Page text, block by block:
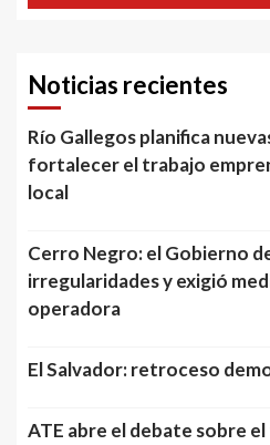
Noticias recientes
Río Gallegos planifica
fortalecer el trabajo
local
Cerro Negro: el Gobierno
irregularidades y exigió
operadora
El Salvador: retroceso
ATE abre el debate sobre